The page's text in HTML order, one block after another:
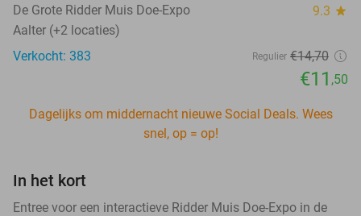
De Grote Ridder Muis Doe-Expo 9.3 star
Aalter (+2 locaties)
Verkocht: 383
Regulier €14,70
€11 ,50
Dagelijks om middernacht nieuwe Social Deals. Wees
snel, op = op!
In het kort
Entree voor een interactieve Ridder Muis Doe-Expo in de